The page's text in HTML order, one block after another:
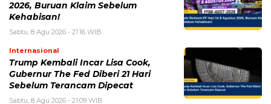
2026, Buruan Klaim Sebelum
Kehabisan!
Sabtu, 8 Agu 2026 - 21:16 WIB
Internasional
Trump Kembali Incar Lisa Cook,
Gubernur The Fed Diberi 21 Hari
Sebelum Terancam Dipecat
Sabtu, 8 Agu 2026 - 21:09 WIB